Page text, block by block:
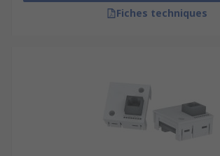
Fiches techniques